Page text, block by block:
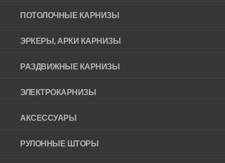
ПОТОЛОЧНЫЕ КАРНИЗЫ
ЭРКЕРЫ, АРКИ КАРНИЗЫ
РАЗДВИЖНЫЕ КАРНИЗЫ
ЭЛЕКТРОКАРНИЗЫ
АКСЕССУАРЫ
РУЛОННЫЕ ШТОРЫ